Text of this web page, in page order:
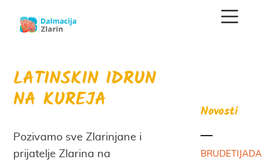
LATINSKIN IDRUN
NA KUREJA
Pozivamo sve Zlarinjane i
prijatelje Zlarina na
Novosti
BRUDETIJADA